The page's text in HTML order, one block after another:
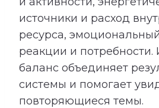
источники и расход
ресурса,
реакции и потребности.
баланс объединяет
системы и помогает
повторяющиеся темы.